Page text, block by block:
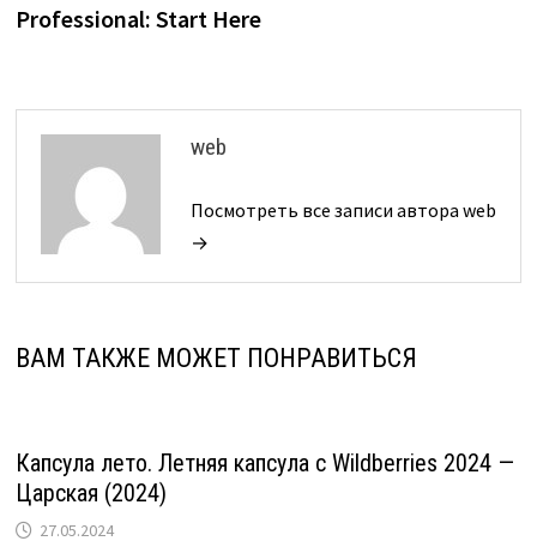
Professional: Start Here
web
Посмотреть все записи автора web
→
ВАМ ТАКЖЕ МОЖЕТ ПОНРАВИТЬСЯ
Капсула лето. Летняя капсула с Wildberries 2024 —
Царская (2024)
27.05.2024